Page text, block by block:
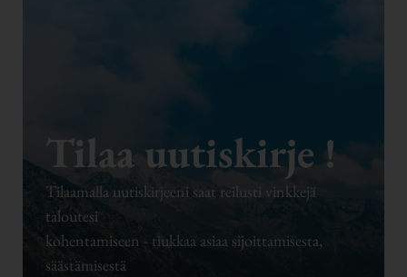
Tilaa uutiskirje !
Tilaamalla uutiskirjeeni saat reilusti vinkkejä
taloutesi
kohentamiseen - tiukkaa asiaa sijoittamisesta,
säästämisestä